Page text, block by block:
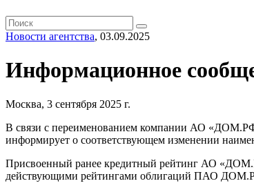
Новости агентства, 03.09.2025
Информационное
Москва, 3 сентября 2025 г.
В связи с переименованием компании АО
информирует о соответствующем изменении
Присвоенный ранее кредитный рейтинг АО
действующими рейтингами облигаций ПАО